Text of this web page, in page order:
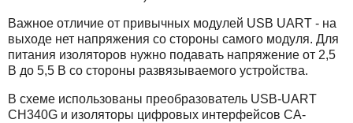
Важное отличие от привычных модулей USB UART - на
выходе нет напряжения со стороны самого модуля. Для
питания изоляторов нужно подавать напряжение от 2,5
В до 5,5 В со стороны развязываемого устройства.
В схеме использованы преобразователь USB-UART
CH340G и изоляторы цифровых интерфейсов CA-